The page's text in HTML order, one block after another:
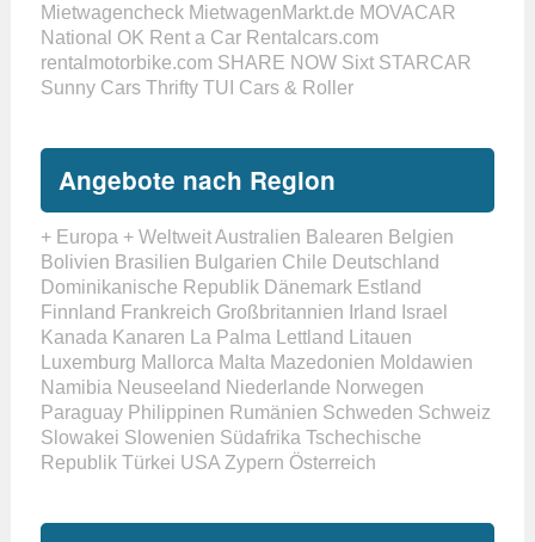
Mietwagencheck MietwagenMarkt.de MOVACAR
National OK Rent a Car Rentalcars.com
rentalmotorbike.com SHARE NOW Sixt STARCAR
Sunny Cars Thrifty TUI Cars & Roller
Angebote nach Region
+ Europa + WeltweitAustralien Balearen Belgien
Bolivien Brasilien Bulgarien Chile Deutschland
Dominikanische Republik Dänemark Estland
Finnland Frankreich Großbritannien Irland
Israel
Kanada Kanaren La Palma Lettland
Litauen
Luxemburg Mallorca Malta Mazedonien Moldawien
Namibia Neuseeland Niederlande Norwegen
Paraguay Philippinen Rumänien Schweden Schweiz
Slowakei Slowenien Südafrika Tschechische
Republik Türkei USA Zypern Österreich